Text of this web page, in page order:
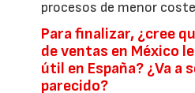
procesos de menor
Para finalizar, ¿cree
de ventas en México
útil en España? ¿Va a
parecido?